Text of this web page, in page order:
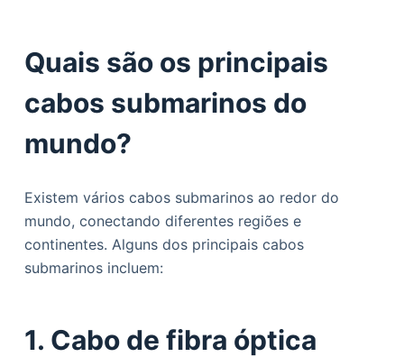
Quais são os principais
cabos submarinos do
mundo?
Existem vários cabos submarinos ao redor do
mundo, conectando diferentes regiões e
continentes. Alguns dos principais cabos
submarinos incluem:
1. Cabo de fibra óptica